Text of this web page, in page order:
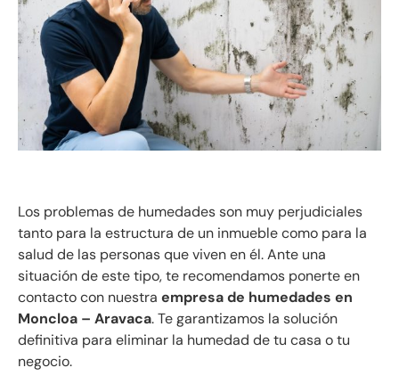
Los problemas de humedades son muy perjudiciales
tanto para la estructura de un inmueble como para la
salud de las personas que viven en él. Ante una
situación de este tipo, te recomendamos ponerte en
contacto con nuestra empresa de humedades en
Moncloa – Aravaca. Te garantizamos la solución
definitiva para eliminar la humedad de tu casa o tu
negocio.